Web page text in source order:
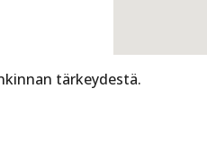
tärkeydestä.